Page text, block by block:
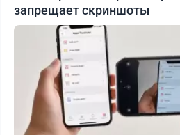
запрещает скриншоты